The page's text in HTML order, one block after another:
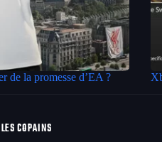
de la promesse d’EA ?
LES COPAINS